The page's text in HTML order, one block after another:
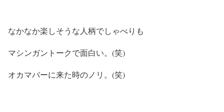
なかなか楽しそうな人柄でしゃべりも
マシンガントークで面白い。(笑)
オカマバーに来た時のノリ。(笑)